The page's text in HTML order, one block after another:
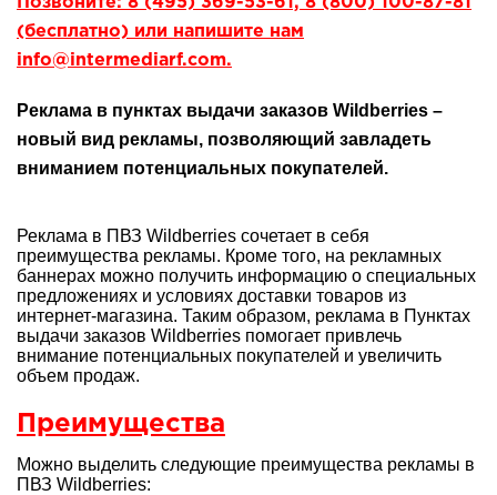
(бесплатно) или напишите нам
info@intermediarf.com.
Реклама в пунктах выдачи заказов Wildberries –
новый вид рекламы, позволяющий завладеть
вниманием потенциальных покупателей.
Реклама в ПВЗ Wildberries сочетает в себя
преимущества рекламы. Кроме того, на рекламных
баннерах можно получить информацию о специальных
предложениях и условиях доставки товаров из
интернет-магазина. Таким образом, реклама в Пунктах
выдачи заказов Wildberries помогает привлечь
внимание потенциальных покупателей и увеличить
объем продаж.
Преимущества
Можно выделить следующие преимущества рекламы в
ПВЗ Wildberries: